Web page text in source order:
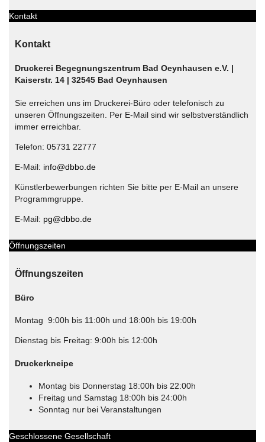
Kontakt
Kontakt
Druckerei Begegnungszentrum Bad Oeynhausen e.V. |
Kaiserstr. 14 | 32545 Bad Oeynhausen
Sie erreichen uns im Druckerei-Büro oder telefonisch zu
unseren Öffnungszeiten. Per E-Mail sind wir selbstverständlich
immer erreichbar.
Telefon: 05731 22777
E-Mail: info@dbbo.de
Künstlerbewerbungen richten Sie bitte per E-Mail an unsere
Programmgruppe.
E-Mail: pg@dbbo.de
Öffnungszeiten
Öffnungszeiten
Büro
Montag 9:00h bis 11:00h und 18:00h bis 19:00h
Dienstag bis Freitag: 9:00h bis 12:00h
Druckerkneipe
Montag bis Donnerstag 18:00h bis 22:00h
Freitag und Samstag 18:00h bis 24:00h
Sonntag nur bei Veranstaltungen
Geschlossene Gesellschaft